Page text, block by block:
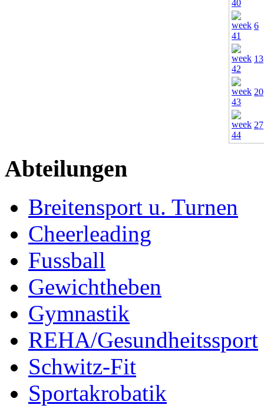
6
13
20
27
Abteilungen
Breitensport u. Turnen
Cheerleading
Fussball
Gewichtheben
Gymnastik
REHA/Gesundheitssport
Schwitz-Fit
Sportakrobatik